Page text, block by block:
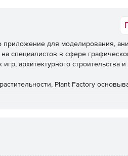
приложение для моделирования,
специалистов в сфере
архитектурного строительства и
Plant Factory